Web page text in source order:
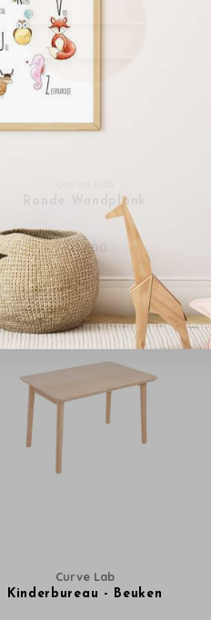
Ronde Wandplank
€132,00
Curve Lab
Kinderbureau - Beuken